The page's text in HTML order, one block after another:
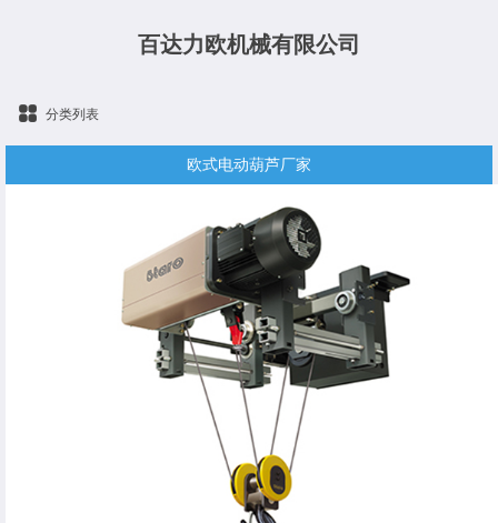
百达力欧机械有限公司
分类列表
欧式电动葫芦厂家